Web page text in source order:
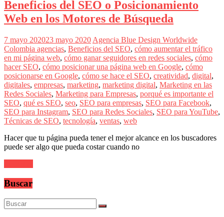
Medios
de
la
Blue
Design
Colombia
y
sus
filiales
en
América
Latina
|
mirada
estratégica
Marketing
LATAM
|
Beneficios del SEO o Posicionamiento
Web en los Motores de Búsqueda
7 mayo 202023 mayo 2020 Agencia Blue Design Worldwide
Colombia agencias, Beneficios del SEO, cómo aumentar el tráfico
en mi página web, cómo ganar seguidores en redes sociales, cómo
hacer SEO, cómo posicionar una página web en Google, cómo
posicionarse en Google, cómo se hace el SEO, creatividad, digital,
digitales, empresas, marketing, marketing digital, Marketing en las
Redes Sociales, Marketing para Empresas, porqué es importante el
SEO, qué es SEO, seo, SEO para empresas, SEO para Facebook,
SEO para Instagram, SEO para Redes Sociales, SEO para YouTube,
Técnicas de SEO, tecnología, ventas, web
Hacer que tu página pueda tener el mejor alcance en los buscadores
puede ser algo que pueda costar cuando no
Buscar